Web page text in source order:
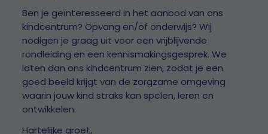
Ben je geïnteresseerd in het aanbod van ons
kindcentrum? Opvang en/of onderwijs? Wij
nodigen je graag uit voor een vrijblijvende
rondleiding en een kennismakingsgesprek. We
laten dan ons kindcentrum zien, zodat je een
goed beeld krijgt van de zorgzame omgeving
waarin jouw kind straks kan spelen, leren en
ontwikkelen.
Hartelijke groet,